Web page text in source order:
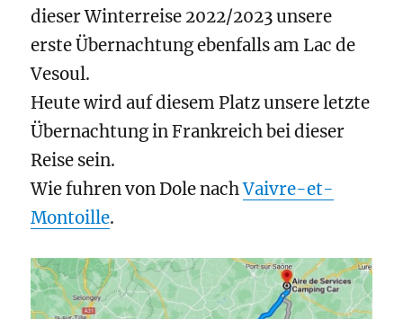
dieser Winterreise 2022/2023 unsere
erste Übernachtung ebenfalls am Lac de
Vesoul.
Heute wird auf diesem Platz unsere letzte
Übernachtung in Frankreich bei dieser
Reise sein.
Wie fuhren von Dole nachVaivre-et-
Montoille.